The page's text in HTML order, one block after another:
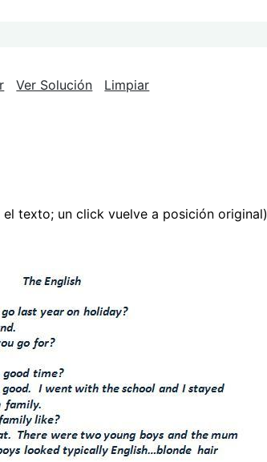
Ver Solución Limpiar
texto; un click vuelve a posición original)